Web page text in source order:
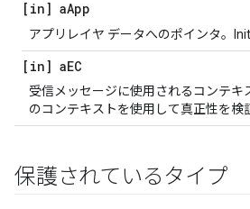
[in] aApp
アプリレイヤ データへのポインタ。Init
[in] aEC
受信メッセージに使用されるコンテキ
のコンテキストを使用して真正性を検
保護されているタイプ